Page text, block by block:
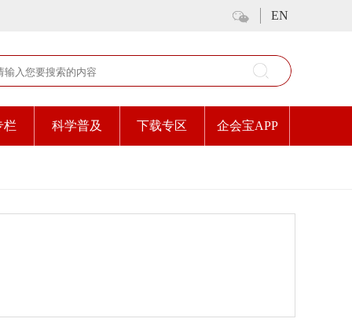
EN
栏 科学普及 下载专区 企会宝APP